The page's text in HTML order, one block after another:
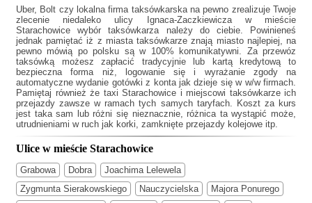
Uber, Bolt czy lokalna firma taksówkarska na pewno zrealizuje Twoje
zlecenie niedaleko ulicy Ignaca-Zaczkiewicza w mieście
Starachowice wybór taksówkarza należy do ciebie. Powinieneś
jednak pamiętać iż z miasta taksówkarze znają miasto najlepiej, na
pewno mówią po polsku są w 100% komunikatywni. Za przewóz
taksówką możesz zapłacić tradycyjnie lub kartą kredytową to
bezpieczna forma niż, logowanie się i wyrażanie zgody na
automatyczne wydanie gotówki z konta jak dzieje się w w/w firmach.
Pamiętaj również że taxi Starachowice i miejscowi taksówkarze ich
przejazdy zawsze w ramach tych samych taryfach. Koszt za kurs
jest taka sam lub różni się nieznacznie, różnica ta wystąpić może,
utrudnieniami w ruch jak korki, zamknięte przejazdy kolejowe itp.
Ulice w mieście Starachowice
Grabowa Dobra
Joachima Lelewela
Zygmunta Sierakowskiego
Nauczycielska
Majora Ponurego